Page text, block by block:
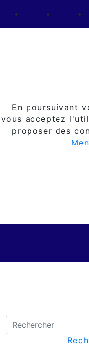
En poursuivant
vous acceptez
proposer des